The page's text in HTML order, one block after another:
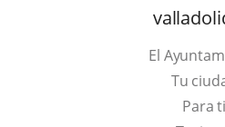
El
Tu
Para ti